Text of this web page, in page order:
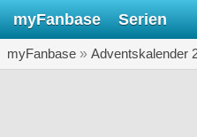
myFanbase Serien
myFanbase » Adventskalender